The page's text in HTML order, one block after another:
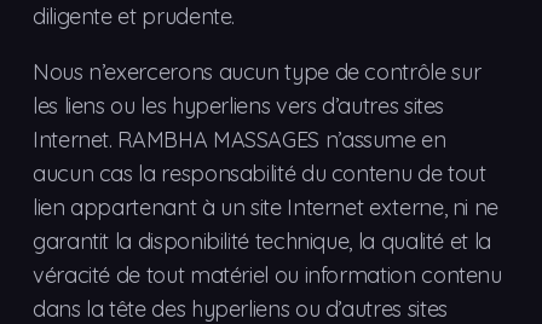
diligente et prudente.
Nous n’exercerons aucun type de contrôle sur
les liens ou les hyperliens vers d’autres sites
Internet. RAMBHA MASSAGES n’assume en
aucun cas la responsabilité du contenu de tout
lien appartenant à un site Internet externe, ni ne
garantit la disponibilité technique, la qualité et la
véracité de tout matériel ou information contenu
dans la tête des hyperliens ou d’autres sites